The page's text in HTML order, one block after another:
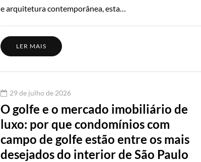
e arquitetura contemporânea, esta…
LER MAIS
29 de julho de 2026
O golfe e o mercado imobiliário de
luxo: por que condomínios com
campo de golfe estão entre os mais
desejados do interior de São Paulo